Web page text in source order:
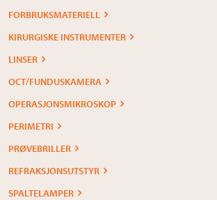
FORBRUKSMATERIELL
KIRURGISKE INSTRUMENTER
LINSER
OCT/FUNDUSKAMERA
OPERASJONSMIKROSKOP
PERIMETRI
PRØVEBRILLER
REFRAKSJONSUTSTYR
SPALTELAMPER